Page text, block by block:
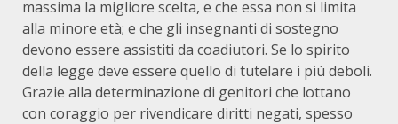
massima la migliore scelta, e che essa non si limita
alla minore età; e che gli insegnanti di sostegno
devono essere assistiti da coadiutori. Se lo spirito
della legge deve essere quello di tutelare i più deboli.
Grazie alla determinazione di genitori che lottano
con coraggio per rivendicare diritti negati, spesso